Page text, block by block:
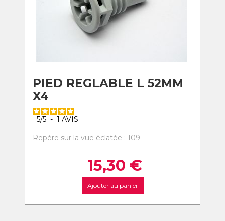
PIED REGLABLE L 52MM
X4
5/5 - 1 AVIS
Repère sur la vue éclatée : 109
15,30 €
Ajouter au panier